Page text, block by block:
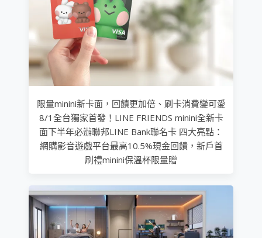
限量minini新卡面，回饋更加倍、刷卡消費變可愛
8/1全台獨家首發！LINE FRIENDS minini全新卡
面下半年必辦聯邦LINE Bank聯名卡 四大亮點：
網購影音遊戲平台最高10.5%現金回饋，新戶首
刷禮minini保溫杯限量贈